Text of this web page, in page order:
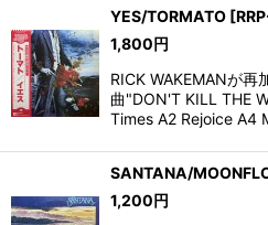
YES/TORMATO [
1,800 円
RICK WAKEMANが再
曲"DON'T KILL THE
Times A2 Rejoice A4
SANTANA/
1,200 円